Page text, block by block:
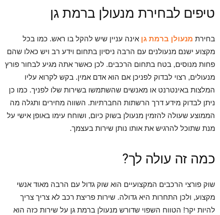
טיפים לבחירת מנעולן ברמת גן
בחירת מנעולן ברמת גן אינה עניין שיש להקל בו ראש. כמו בכל
מקצוע ישנם מנעולנים עם הרבה ניסיון בתחום וידע רב ויש כאלו שהם
פחות מנוסים, בטח בתחום הרכבים. לכן כאשר אתה מגיע לבחור פורץ
מנעולים, רצוי לבדוק לפניכן אם הוא אדם אמין. בקש לקרוא עליו
המלצות באינטרנט או מאנשים שהשתמשו בשירות שלו לפניך. כמו כן
ניתן לבדוק מידע דרך הרשתות החברתיות. השווה מחירים ותגלה מה
הממוצע שעולה להזמין מנעולן בשוק כיום, ושוחח עימו באופן אישי על
מנת שתוכל להרגיש את אותו נותן שירות בעצמך.
כמה זה עולה לך?
שוק פורצי הרכבים המקצועיים הוא שוק גדול עם הרבה מאוד אנשי
מקצוע, ולכן התחרות היא גדולה. שירות פריצת רכב לא צריך צריך
להיות יקר! הטווח השפוי שדורש מנעולן ברמת גן על שירות כזה הוא